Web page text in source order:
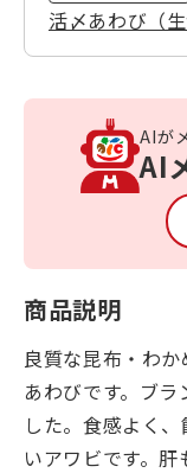
活〆あわび（
AIが
AI
商品説明
良質な昆布・わ
あわびです。ブ
した。食感よく
いアワビです。